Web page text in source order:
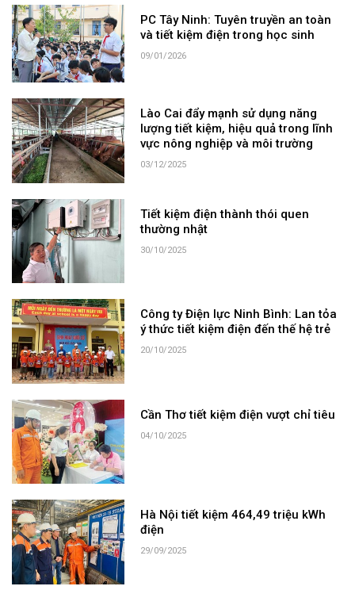
PC Tây Ninh: Tuyên truyền an toàn
và tiết kiệm điện trong học sinh
09/01/2026
Lào Cai đẩy mạnh sử dụng năng
lượng tiết kiệm, hiệu quả trong lĩnh
vực nông nghiệp và môi trường
03/12/2025
Tiết kiệm điện thành thói quen
thường nhật
30/10/2025
Công ty Điện lực Ninh Bình: Lan tỏa
ý thức tiết kiệm điện đến thế hệ trẻ
20/10/2025
Cần Thơ tiết kiệm điện vượt chỉ tiêu
04/10/2025
Hà Nội tiết kiệm 464,49 triệu kWh
điện
29/09/2025